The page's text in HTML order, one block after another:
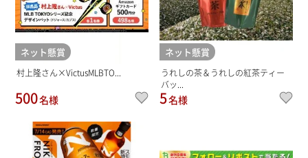
ネット懸賞
村上隆さん×VictusMLBTO...
500名様
ネット懸賞
うれしの茶＆うれしの紅茶ティー
バッ...
5名様